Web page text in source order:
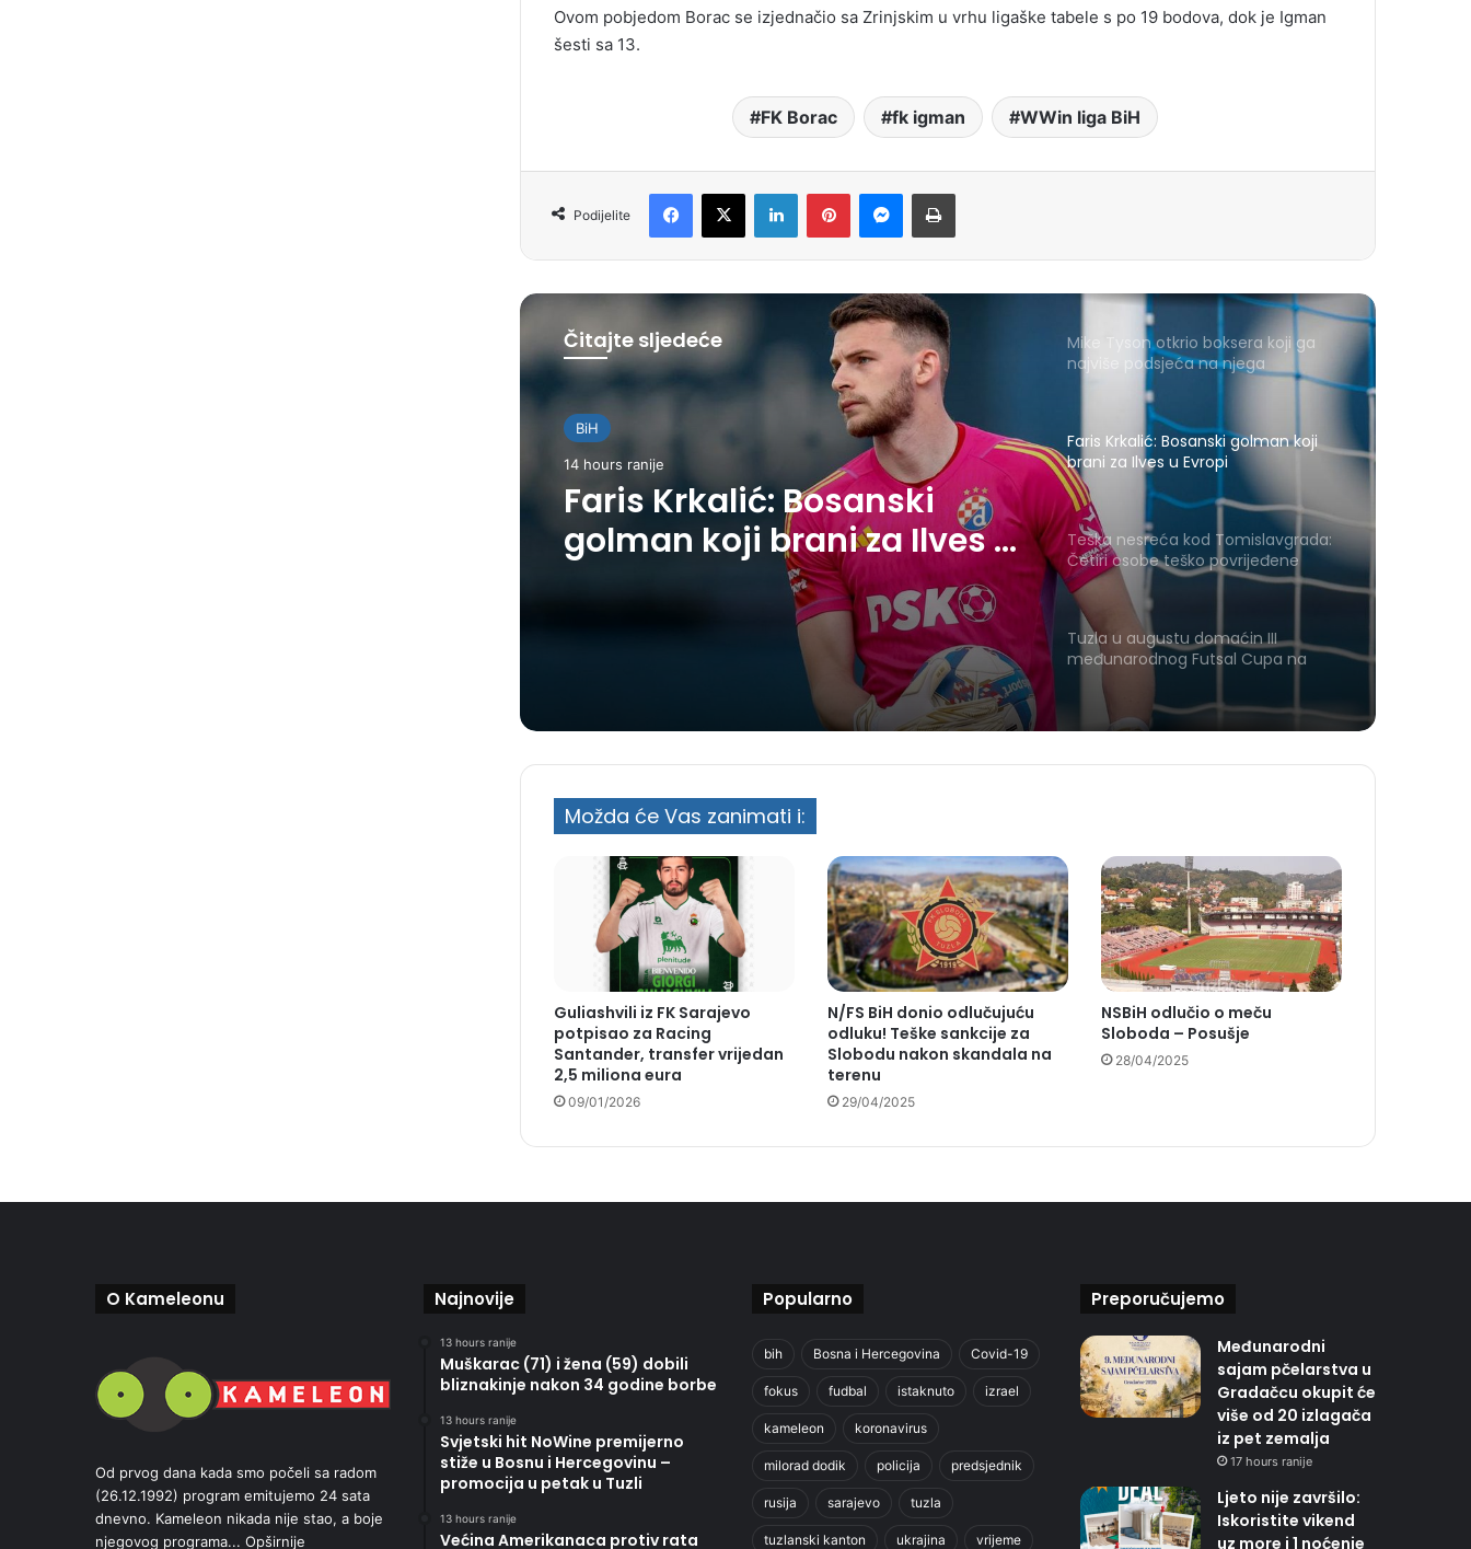
Ovom pobjedom Borac se izjednačio sa Zrinjskim u vrhu ligaške tabele s po 19 bodova, dok je Igman
šesti sa 13.
FK Borac fk igman WWin liga BiH
Podijelite
Čitajte sljedeće
BiH
14 hours ranije
Faris Krkalić: Bosanski
golman koji brani za Ilves u
Mike Tyson otkrio boksera koji ga
najviše podsjeća na njega
Faris Krkalić: Bosanski golman koji
brani za Ilves u Evropi
Teška nesreća kod Tomislavgrada:
Četiri osobe teško povrijeđene
Tuzla u augustu domaćin III
međunarodnog Futsal Cupa na
Možda će Vas zanimati i:
Guliashvili iz FK Sarajevo
potpisao za Racing
Santander, transfer vrijedan
2,5 miliona eura
09/01/2026
N/FS BiH donio odlučujuću
odluku! Teške sankcije za
Slobodu nakon skandala na
terenu
29/04/2025
NSBiH odlučio o meču
Sloboda – Posušje
28/04/2025
O Kameleonu
Od prvog dana kada smo počeli sa radom
(26.12.1992) program emitujemo 24 sata
dnevno. Kameleon nikada nije stao, a boje
njegovog programa... Opširnije
Najnovije
13 hours ranije
Muškarac (71) i žena (59) dobili
bliznakinje nakon 34 godine borbe
13 hours ranije
Svjetski hit NoWine premijerno
stiže u Bosnu i Hercegovinu –
promocija u petak u Tuzli
13 hours ranije
Većina Amerikanaca protiv rata
Popularno
bih Bosna i Hercegovina Covid-19
fokus fudbal istaknuto izrael
kameleon koronavirus
milorad dodik policija predsjednik
rusija sarajevo tuzla
tuzlanski kanton ukrajina vrijeme
Preporučujemo
Međunarodni
sajam pčelarstva u
Gradačcu okupit će
više od 20 izlagača
iz pet zemalja
17 hours ranije
Ljeto nije završilo:
Iskoristite vikend
uz more i 1 noćenje